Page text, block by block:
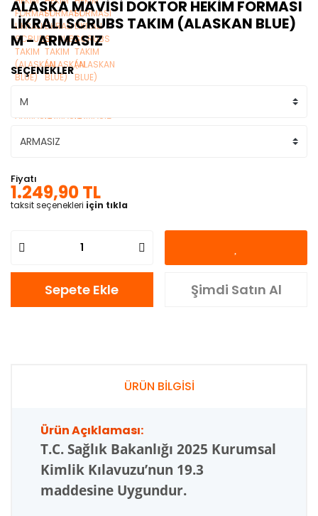
ALASKA MAVİSİ DOKTOR HEKİM FORMASI
LİKRALI SCRUBS TAKIM (ALASKAN BLUE)
M - ARMASIZ
SEÇENEKLER
Fiyatı
1.249,90 TL
taksit seçenekleri için tıkla
Sepete Ekle Şimdi Satın Al
ÜRÜN BİLGİSİ
Ürün Açıklaması:
T.C. Sağlık Bakanlığı 2025 Kurumsal
Kimlik Kılavuzu’nun 19.3
maddesine Uygundur.